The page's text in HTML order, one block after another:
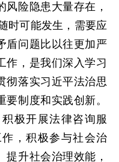
险隐患大量存在，
时可能发生，需要应
盾问题比以往更加严
作，是我们深入学习
彻落实习近平法治思
制度和实践创新。
极开展法律咨询服
，积极参与社会治
升社会治理效能，